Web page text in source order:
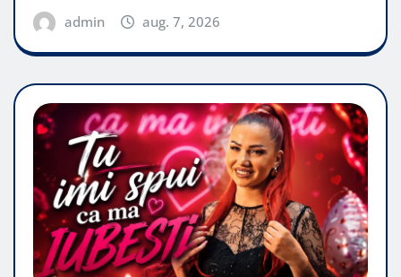
admin aug. 7, 2026